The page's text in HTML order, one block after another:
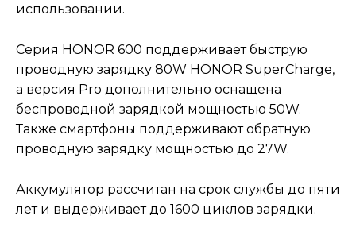
использовании.
Серия HONOR 600 поддерживает быструю
проводную зарядку 80W HONOR SuperCharge,
а версия Pro дополнительно оснащена
беспроводной зарядкой мощностью 50W.
Также смартфоны поддерживают обратную
проводную зарядку мощностью до 27W.
Аккумулятор рассчитан на срок службы до пяти
лет и выдерживает до 1600 циклов зарядки.